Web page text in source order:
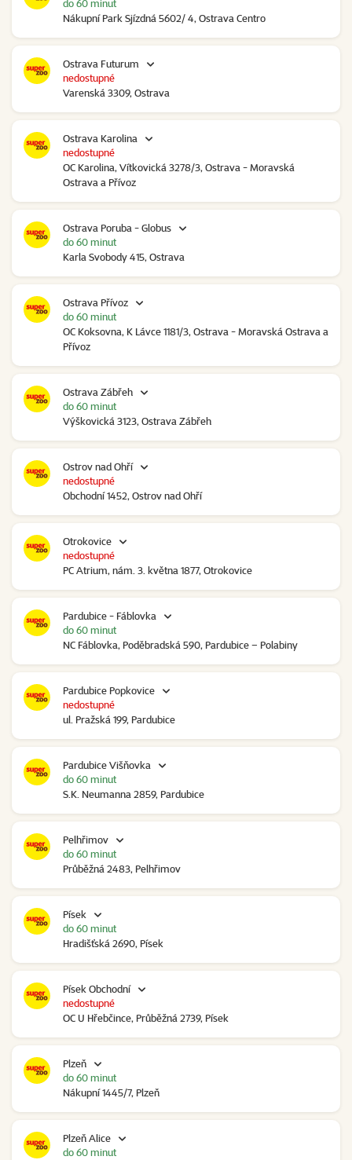
Nákupní Park Sjízdná 5602/ 4, Ostrava Centro
do 60 minut
Ostrava Futurum
Varenská 3309, Ostrava
nedostupné
Ostrava Karolina
OC Karolina, Vítkovická 3278/3, Ostrava - Moravská
Ostrava a Přívoz
nedostupné
Ostrava Poruba - Globus
Karla Svobody 415, Ostrava
do 60 minut
Ostrava Přívoz
OC Koksovna, K Lávce 1181/3, Ostrava - Moravská Ostrava a
Přívoz
do 60 minut
Ostrava Zábřeh
Výškovická 3123, Ostrava Zábřeh
do 60 minut
Ostrov nad Ohří
Obchodní 1452, Ostrov nad Ohří
nedostupné
Otrokovice
PC Atrium, nám. 3. května 1877, Otrokovice
nedostupné
Pardubice - Fáblovka
NC Fáblovka, Poděbradská 590, Pardubice – Polabiny
do 60 minut
Pardubice Popkovice
ul. Pražská 199, Pardubice
nedostupné
Pardubice Višňovka
S.K. Neumanna 2859, Pardubice
do 60 minut
Pelhřimov
Průběžná 2483, Pelhřimov
do 60 minut
Písek
Hradišťská 2690, Písek
do 60 minut
Písek Obchodní
OC U Hřebčince, Průběžná 2739, Písek
nedostupné
Plzeň
Nákupní 1445/7, Plzeň
do 60 minut
Plzeň Alice
do 60 minut